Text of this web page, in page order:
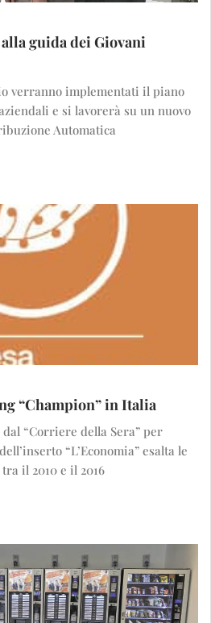
guida dei Giovani
verranno implementati il piano
e si lavorerà su un nuovo
Automatica
“Champion” in Italia
“Corriere della Sera” per
“L’Economia” esalta le
il 2010 e il 2016